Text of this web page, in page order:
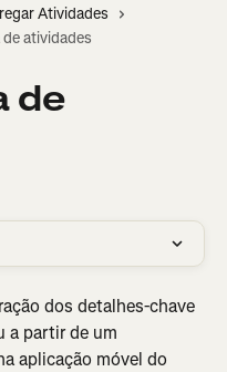
Atividades
atividades
de
dos detalhes-chave
a partir de um
aplicação móvel do